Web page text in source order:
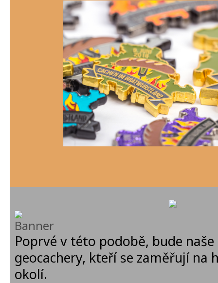
Poprvé v této podobě, bude
geocachery, kteří se zaměřují na
okolí.